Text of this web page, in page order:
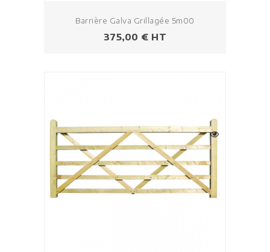
Barrière Galva Grillagée 5m00
Prezzo
375,00 € HT